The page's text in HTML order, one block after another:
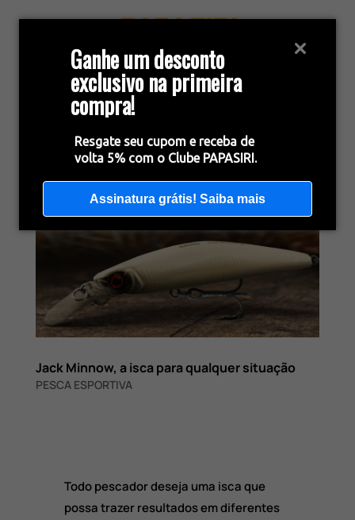
Ganhe um desconto
exclusivo na primeira
compra!
Resgate seu cupom e receba de
volta 5% com o Clube PAPASIRI.
Assinatura grátis! Saiba mais
Jack Minnow, a isca para qualquer situação
PESCA ESPORTIVA
Todo pescador deseja uma isca que
possa trazer resultados em diferentes